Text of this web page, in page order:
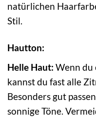
natürlichen
Stil.
Hautton:
Helle Haut: Wenn du
kannst du fast alle
Besonders gut
sonnige Töne.